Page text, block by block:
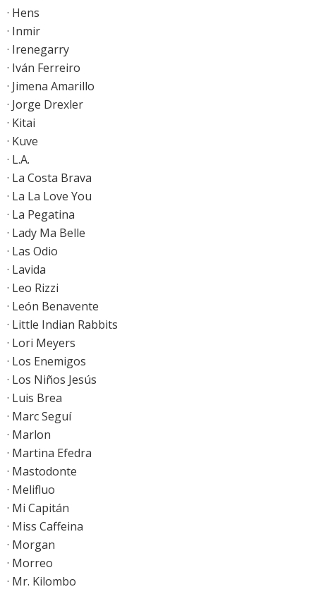
· Hens
· Inmir
· Irenegarry
· Iván Ferreiro
· Jimena Amarillo
· Jorge Drexler
· Kitai
· Kuve
· L.A.
· La Costa Brava
· La La Love You
· La Pegatina
· Lady Ma Belle
· Las Odio
· Lavida
· Leo Rizzi
· León Benavente
· Little Indian Rabbits
· Lori Meyers
· Los Enemigos
· Los Niños Jesús
· Luis Brea
· Marc Seguí
· Marlon
· Martina Efedra
· Mastodonte
· Melifluo
· Mi Capitán
· Miss Caffeina
· Morgan
· Morreo
· Mr. Kilombo